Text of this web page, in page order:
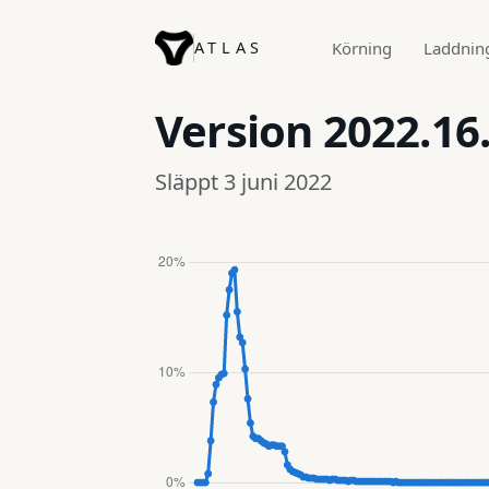
ATLAS Körning
Version
Släppt 3 juni 2022